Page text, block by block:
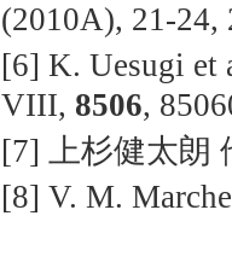
(2010A), 21-24,
[6] K. Uesugi et
VIII, 8506,
[7] 上杉健太朗
[8] V. M.